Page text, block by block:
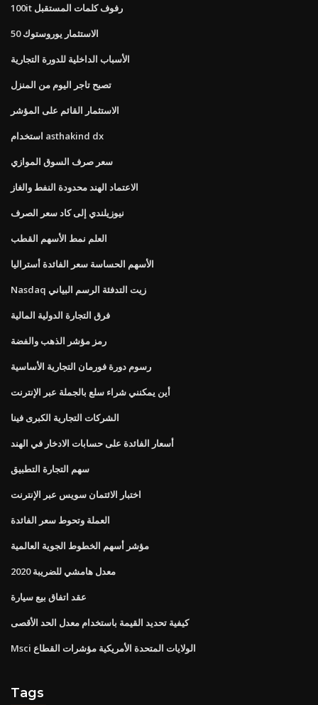
100it رفوف كلمات المستقبل
الاستثمار يوروستوك 50
الأسباب الداخلية للدورة التجارية
تصبح تاجر اليوم من المنزل
الاستثمار القائم على المؤشر
استخدام asthakind dx
سعر صرف السوق الموازي
الاعتماد الهند محدودة النفط والغاز
نيوزيلندي إلى كاد سعر الصرف
العلم نمط الأسهم القطب
الأسهم الحساسة سعر الفائدة أستراليا
Nasdaq زيت التدفئة الرسم البياني
فرق التجارة الدولية المالية
رمز مؤشر الذهب والفضة
رسوم دورة فورمان التجارية الأساسية
أين يمكنني شراء سلع بالجملة عبر الإنترنت
الشركات التجارية الكبرى فينا
أسعار الفائدة على حسابات الادخار في الهند
سهم التجارة التطبيق
اختبار الائتمان سويس عبر الإنترنت
العملة وتحوط سعر الفائدة
مؤشر أسهم الخطوط الجوية العالمية
معدل هامشي للضريبة 2020
عقد اتفاق بيع سيارة
كيفية تحديد القيمة باستخدام معدل الحد الأقصى
Msci الولايات المتحدة الأمريكية مؤشرات القطاع
Tags